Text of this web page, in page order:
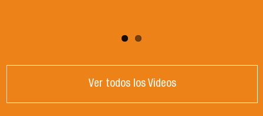
Ver todos los Videos